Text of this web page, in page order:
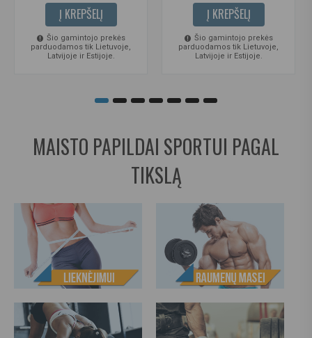
Į KREPŠELĮ
Šio gamintojo prekės
parduodamos tik Lietuvoje,
Latvijoje ir Estijoje.
Į KREPŠELĮ
Šio gamintojo prekės
parduodamos tik Lietuvoje,
Latvijoje ir Estijoje.
MAISTO PAPILDAI SPORTUI PAGAL
TIKSLĄ